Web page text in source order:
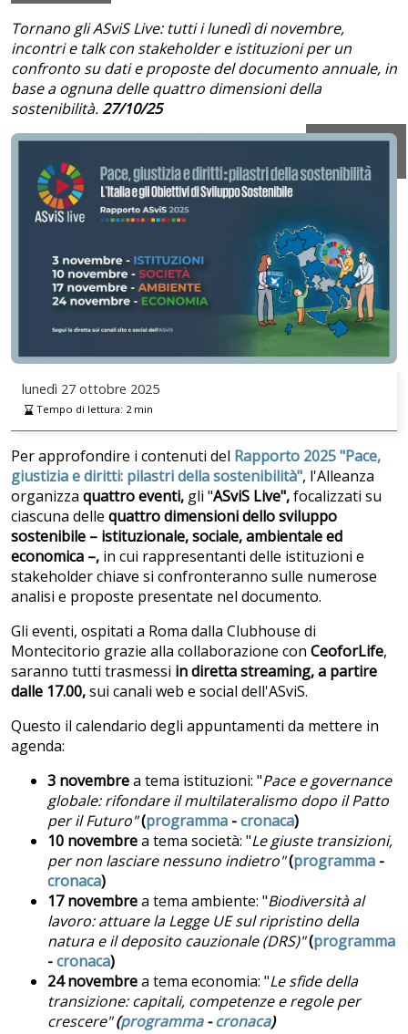
Tornano gli ASviS Live: tutti i lunedì di novembre,
incontri e talk con stakeholder e istituzioni per un
confronto su dati e proposte del documento annuale, in
base a ognuna delle quattro dimensioni della
sostenibilità.27/10/25
lunedì 27 ottobre 2025
Tempo di lettura: 2min
Per approfondire i contenuti del Rapporto 2025 "Pace,
giustizia e diritti: pilastri della sostenibilità", l'Alleanza
organizza quattroeventi, gli "ASviS Live",focalizzati su
ciascuna delle quattro dimensioni dello sviluppo
sostenibile – istituzionale, sociale, ambientale ed
economica –, in cui rappresentanti delle istituzioni e
stakeholder chiave si confronteranno sulle numerose
analisi e proposte presentate nel documento.
Gli eventi, ospitati a Roma dalla Clubhouse di
Montecitorio grazie alla collaborazione con CeoforLife,
saranno tutti trasmessi in diretta streaming, a partire
dalle 17.00,sui canali web e social dell'ASviS.
Questo il calendario degli appuntamenti da mettere in
agenda:
3 novembrea tema istituzioni: "Pace e governance
globale: rifondare il multilateralismo dopo il Patto
per il Futuro"(programma -cronaca)
10 novembrea tema società: "Le giuste transizioni,
per non lasciare nessuno indietro"(programma -
cronaca)
17 novembrea tema ambiente: "Biodiversità al
lavoro: attuare la Legge UE sul ripristino della
natura e il deposito cauzionale (DRS)"(programma
-cronaca)
24 novembrea tema economia: "Le sfide della
transizione: capitali, competenze e regole per
crescere"(programma-cronaca)